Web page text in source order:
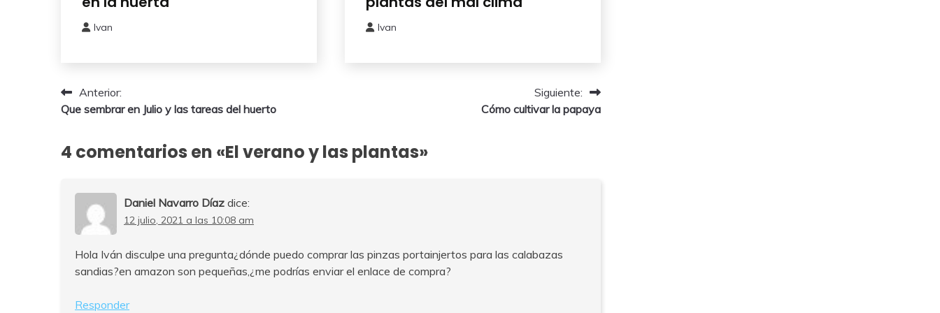
Huerto
Ivan
Huerto
Ivan
Navegación
de
entradas
Anterior:
Que sembrar en Julio y las tareas del huerto
Siguiente:
Cómo cultivar la papaya
4 comentarios en «El verano y las plantas»
Daniel Navarro Díaz dice:
12 julio, 2021 a las 10:08 am
Hola Iván disculpe una pregunta¿dónde puedo comprar las pinzas portainjertos para las calabazas
sandias?en amazon son pequeñas,¿me podrías enviar el enlace de compra?
Responder